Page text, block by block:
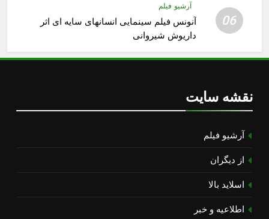
06
آرشیو فیلم
آنونس فیلم سینمایی انسانهای سایه ای اثر
داریوش شیروانی
نقشه سایت
آرشیو فیلم
از دیگران
اسلاید بالا
اطلاعیه و خبر